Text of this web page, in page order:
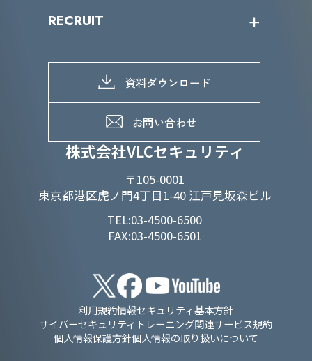
株式会社VLCセキュリティ
〒105-0001
東京都港区虎ノ門4丁目1-40 江戸見坂森ビル
TEL:03-4500-6500
FAX:03-4500-6501
IRライブラリー
よくあるご質問
当グループのマテリアリティ
SDGs推進体制
D&Iの取り組み
RECRUIT
募集職種一覧
メッセージ
メンバーインタビュー
資料ダウンロード
お問い合わせ
利用規約情報セキュリティ基本方針
サイバーセキュリティトレーニング関連サービス規約
個人情報保護方針個人情報の取り扱いについて